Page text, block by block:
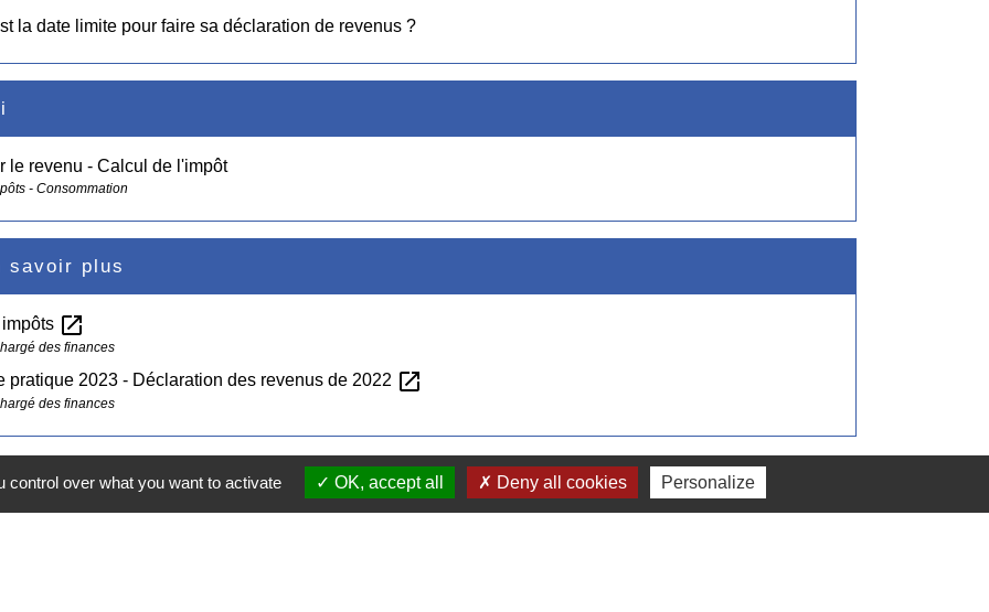
la date limite pour faire sa déclaration de revenus ?
le revenu - Calcul de l'impôt
- Consommation
savoir plus
open_in_new
des finances
pratique 2023 - Déclaration des revenus de 2022 open_in_new
des finances
Signaler une erreur sur cette page
over what you want to activate OK, accept all Deny all cookies Personalize